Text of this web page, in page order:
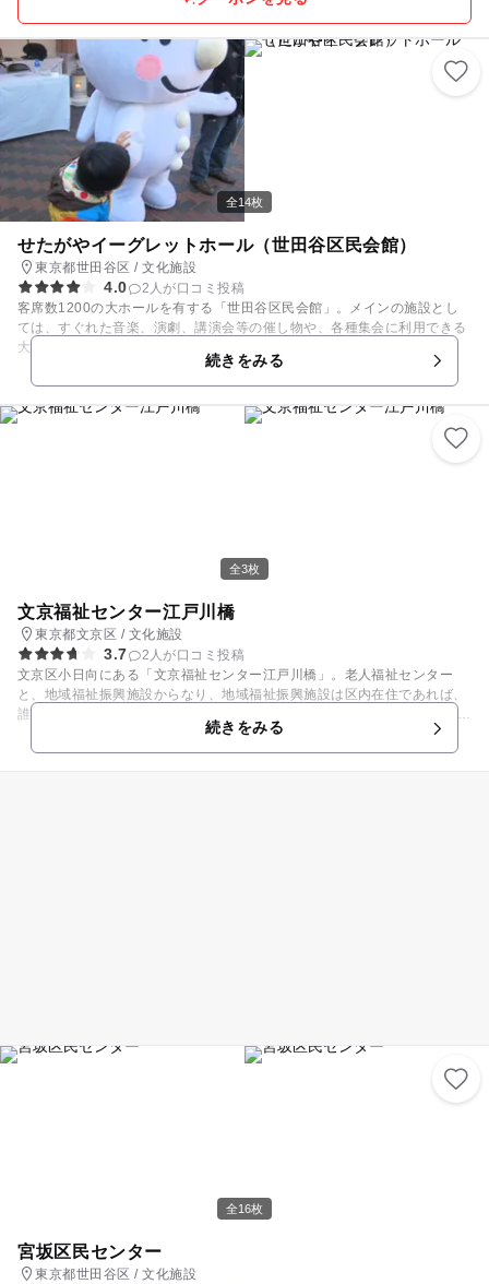
全14枚
せたがやイーグレットホール（世田谷区民会館）
東京都世田谷区 / 文化施設
4.0
2人が口コミ投稿
客席数1200の大ホールを有する「世田谷区民会館」。メインの施設とし
ては、すぐれた音楽、演劇、講演会等の催し物や、各種集会に利用できる
大ホール、集会室があります。 令和6年9月のリニューアルに伴い、令和7
年4月から「せたがやイーグレットホール」の愛称で呼ばれるようになり
ました。リニューアルにより、ホールの音響性能がアップし可動式前舞台
も設置されました。練習室や親子室（ホール）の新設、また、楽屋とトイ
レも増設され、ますます利用しやすい施設となっています。 出会いとふれ
続きをみる
全3枚
文京福祉センター江戸川橋
東京都文京区 / 文化施設
3.7
2人が口コミ投稿
文京区小日向にある「文京福祉センター江戸川橋」。老人福祉センター
と、地域福祉振興施設からなり、地域福祉振興施設は区内在住であれば、
誰でも利用可能なスポットです。 調理室や視聴覚室、地域活動室、多目的
室などがあり、季節に応じたイベント開催場所となる他、地域住民にさま
ざまな用途で活用されています。 施設内には親子で落ちつけるカフェもあ
続きをみる
全16枚
宮坂区民センター
東京都世田谷区 / 文化施設